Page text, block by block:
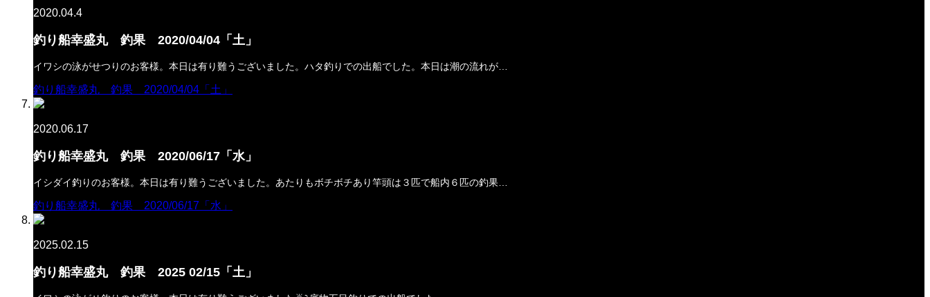
2020.04.4
釣り船幸盛丸 釣果 2020/04/04「土」
イワシの泳がせつりのお客様。本日は有り難うございました。ハタ釣りでの出船でした。本日は潮の流れが…
釣り船幸盛丸 釣果 2020/04/04「土」
2020.06.17
釣り船幸盛丸 釣果 2020/06/17「水」
イシダイ釣りのお客様。本日は有り難うございました。あたりもボチボチあり竿頭は３匹で船内６匹の釣果…
釣り船幸盛丸 釣果 2020/06/17「水」
2025.02.15
釣り船幸盛丸 釣果 2025 02/15「土」